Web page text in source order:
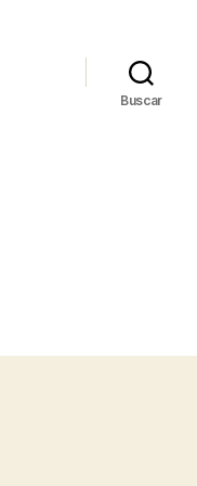
Buscar